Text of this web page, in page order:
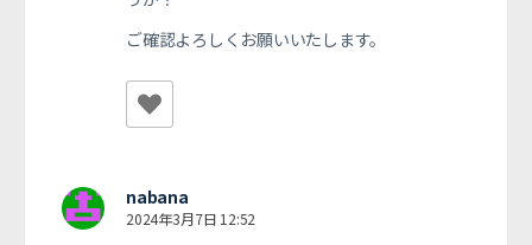
ご確認よろしくお願いいたします。
nabana
2024年3月7日 12:52